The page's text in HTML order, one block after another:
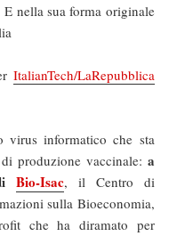
E nella sua forma originale
ItalianTech/LaRepubblica
virus informatico che sta
produzione vaccinale: a
Bio-Isac, il Centro di
sulla Bioeconomia,
che ha diramato per